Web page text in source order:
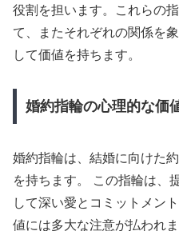
役割を担います。これらの
て、またそれぞれの関係を
して価値を持ちます。
婚約指輪の心理的な価
婚約指輪は、結婚に向けた
を持ちます。 この指輪は、
して深い愛とコミットメン
値には多大な注意が払われ